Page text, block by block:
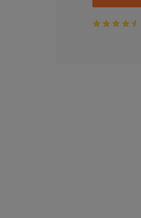
Locaties